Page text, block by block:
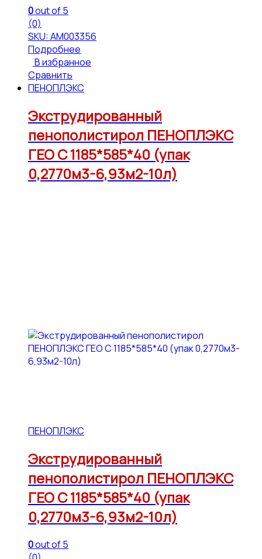
0out of 5
(0)
SKU: АМ003356
Подробнее
В избранное
Сравнить
ПЕНОПЛЭКС
Экструдированный
пенополистирол ПЕНОПЛЭКС
ГЕО С 1185*585*40 (упак
0,2770м3-6,93м2-10л)
ПЕНОПЛЭКС
Экструдированный
пенополистирол ПЕНОПЛЭКС
ГЕО С 1185*585*40 (упак
0,2770м3-6,93м2-10л)
0out of 5